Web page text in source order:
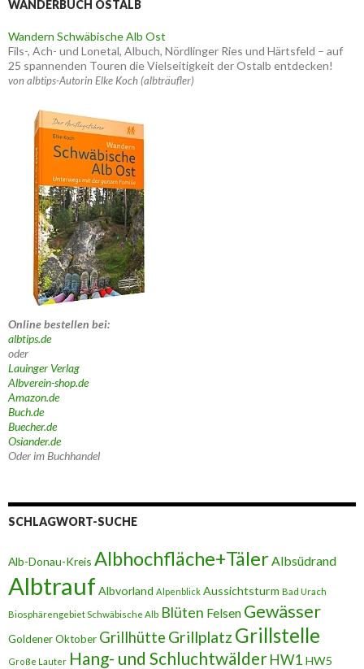
WANDERBUCH OSTALB
Wandern Schwäbische Alb Ost
Fils-, Ach- und Lonetal, Albuch, Nördlinger Ries und Härtsfeld – auf
25 spannenden Touren die Vielseitigkeit der Ostalb entdecken!
von albtips-Autorin Elke Koch (albträufler)
Online bestellen bei:
albtips.de
oder
Lauinger Verlag
Albverein-shop.de
Amazon.de
Buch.de
Buecher.de
Osiander.de
Oder im Buchhandel
SCHLAGWORT-SUCHE
Alb-Donau-Kreis Albhochfläche+TälerAlbsüdrand
Albtrauf Albvorland Alpenblick Aussichtsturm Bad Urach
Biosphärengebiet Schwäbische Alb Blüten Felsen Gewässer
Goldener Oktober Grillhütte Grillplatz Grillstelle
Große Lauter Hang- und SchluchtwälderHW1 HW5